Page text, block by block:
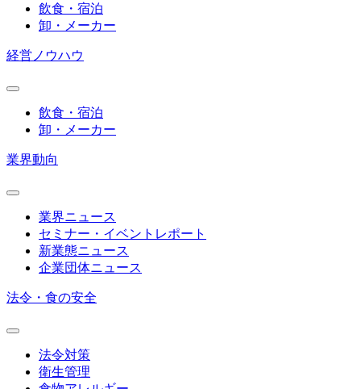
飲食・宿泊
卸・メーカー
経営ノウハウ
飲食・宿泊
卸・メーカー
業界動向
業界ニュース
セミナー・イベントレポート
新業態ニュース
企業団体ニュース
法令・食の安全
法令対策
衛生管理